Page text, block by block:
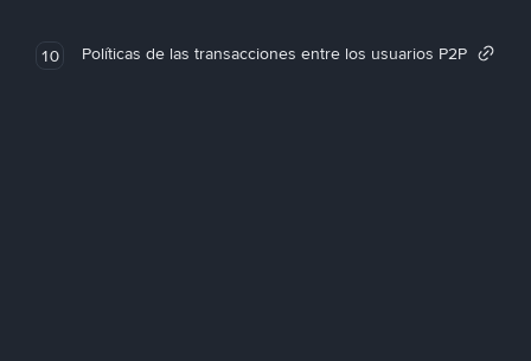
10 Políticas de las transacciones entre los usuarios P2P